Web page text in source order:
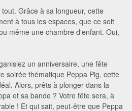
Grâce à sa longueur, cette
à tous les espaces, que ce soit
même une chambre d'enfant. Oui,
un anniversaire, une fête
soirée thématique Peppa Pig, cette
Alors, prêts à plonger dans la
et sa bande ? Votre fête sera, à
! Et qui sait, peut-être que Peppa